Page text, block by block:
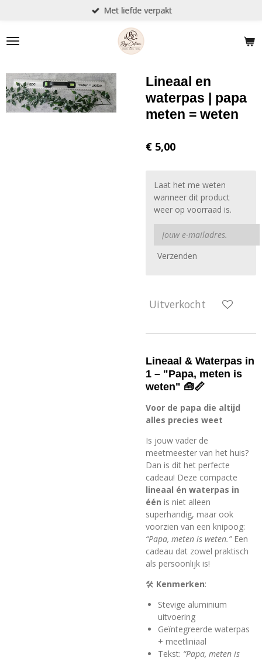
naar
de
Met liefde verpakt
Lineaal en
waterpas | papa
meten = weten
€ 5,00
Laat het me weten
wanneer dit product
weer op voorraad is.
Verzenden
Uitverkocht
Lineaal & Waterpas in
1 – "Papa, meten is
weten" 🧰📏
Voor de papa die altijd
alles precies weet
Is jouw vader de
meetmeester van het huis?
Dan is dit het perfecte
cadeau! Deze compacte
lineaal én waterpas in
één is niet alleen
superhandig, maar ook
voorzien van een knipoog:
“Papa, meten is weten.”Een
cadeau dat zowel praktisch
als persoonlijk is!
🛠️ Kenmerken:
Stevige aluminium
uitvoering
Geïntegreerde waterpas
+ meetliniaal
Tekst: “Papa, meten is